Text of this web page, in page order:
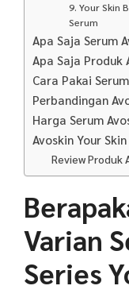
9. Your Skin
Serum
Apa Saja Serum
Apa Saja Produk
Cara Pakai
Perbandingan
Harga Serum
Avoskin Your
Review Produk
Varian
Series